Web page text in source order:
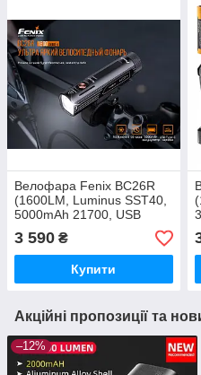
Велофара Fenix BC26R
(1600LM, Luminus SST40,
5000mAh 21700, USB
Type-C, IP68)
3 590 ₴
Купити
Акційні пропозиції та
–12%